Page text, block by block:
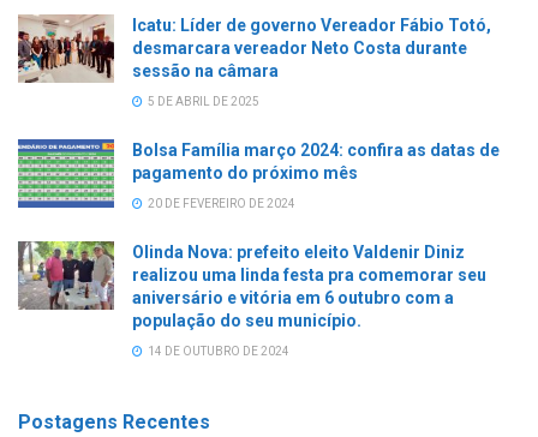
Icatu: Líder de governo Vereador Fábio Totó,
desmarcara vereador Neto Costa durante
sessão na câmara
5 DE ABRIL DE 2025
Bolsa Família março 2024: confira as datas de
pagamento do próximo mês
20 DE FEVEREIRO DE 2024
Olinda Nova: prefeito eleito Valdenir Diniz
realizou uma linda festa pra comemorar seu
aniversário e vitória em 6 outubro com a
população do seu município.
14 DE OUTUBRO DE 2024
Postagens Recentes